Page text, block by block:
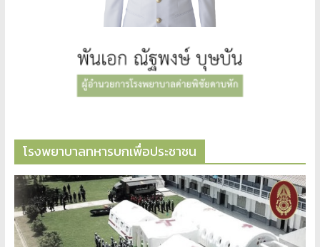
โรงพยาบาลทหารบกเพื่อประชาชน